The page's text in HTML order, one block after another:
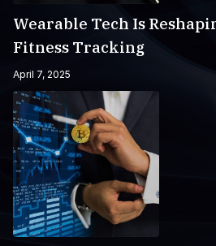
Wearable Tech Is
Fitness Tracking
April 7, 2025